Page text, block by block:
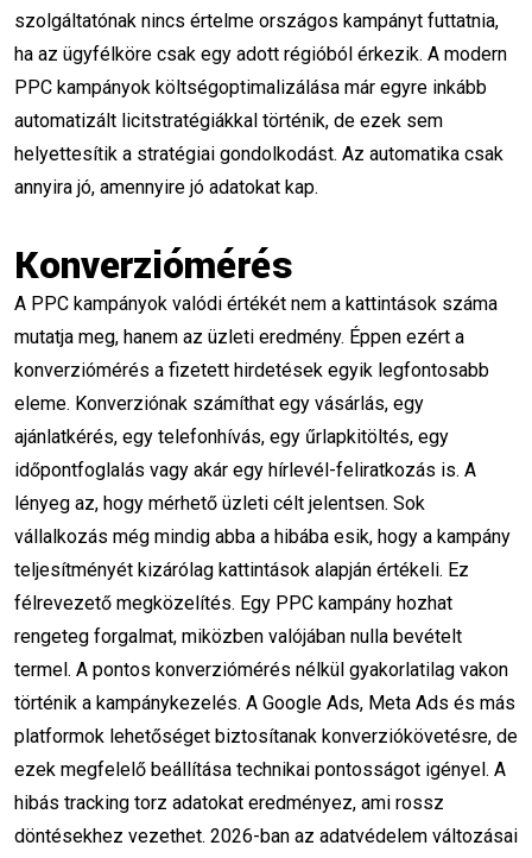
Etikus Marketing Ügyfélkapcsolatok
Automatizáció Online Kommunikáció
Paraszociális Kapcsolat
Marketing Filozófia blogírás
kattintásvadász címek átkattintási arány
szövegírás blogmarketing
podcast marketing tartalomstratégia
közösségi média marketing trendek 2025
márkaépítés marketingragadozó
online oktatás Zoom tanfolyam
év végi szünet
téli szünet tanfolyam folytatása
oktatási naptár ünnepi időszak
új év indulás tanulás online
közösségi média algoritmusok
szolgáltatónak nincs értelme országos kampányt futtatnia,
ha az ügyfélköre csak egy adott régióból érkezik. A modern
PPC kampányok költségoptimalizálása már egyre inkább
automatizált licitstratégiákkal történik, de ezek sem
helyettesítik a stratégiai gondolkodást. Az automatika csak
annyira jó, amennyire jó adatokat kap.
Konverziómérés
A PPC kampányok valódi értékét nem a kattintások száma
mutatja meg, hanem az üzleti eredmény. Éppen ezért a
konverziómérés a fizetett hirdetések egyik legfontosabb
eleme. Konverziónak számíthat egy vásárlás, egy
ajánlatkérés, egy telefonhívás, egy űrlapkitöltés, egy
időpontfoglalás vagy akár egy hírlevél-feliratkozás is. A
lényeg az, hogy mérhető üzleti célt jelentsen. Sok
vállalkozás még mindig abba a hibába esik, hogy a kampány
teljesítményét kizárólag kattintások alapján értékeli. Ez
félrevezető megközelítés. Egy PPC kampány hozhat
rengeteg forgalmat, miközben valójában nulla bevételt
termel. A pontos konverziómérés nélkül gyakorlatilag vakon
történik a kampánykezelés. A Google Ads, Meta Ads és más
platformok lehetőséget biztosítanak konverziókövetésre, de
ezek megfelelő beállítása technikai pontosságot igényel. A
hibás tracking torz adatokat eredményez, ami rossz
döntésekhez vezethet. 2026-ban az adatvédelem változásai